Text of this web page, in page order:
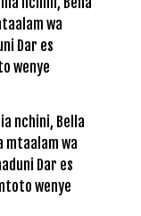
nchini, Bella
mtaalam wa
Dar es
wenye